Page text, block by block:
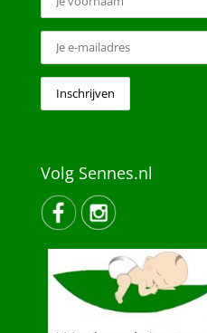
Volg Sennes.nl